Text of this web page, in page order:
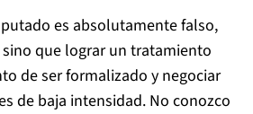
es absolutamente falso,
que lograr un tratamiento
de ser formalizado y negociar
de baja intensidad. No conozco